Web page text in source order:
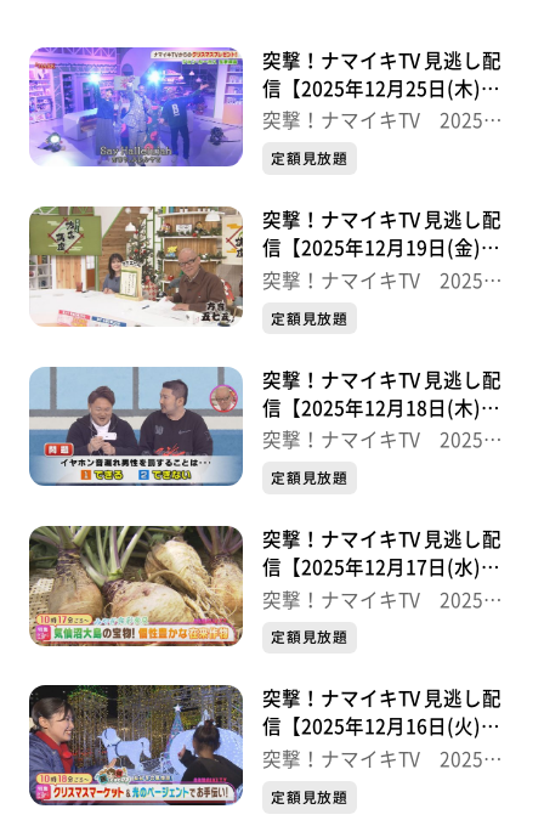
【ナマなキッチン】
蒸し大豆でラクラク『大豆と鶏の甘酢炒め』
【突撃生中継！】
※紹介した催事等は終了している場合があります。
※紹介した商品等は取り扱いが終了している場合があり
ます。
突撃！ナマイキTV 見逃し配
信【2025年12月25日(木)放
送分】
突撃！ナマイキTV 2025後
半
定額見放題
突撃！ナマイキTV 見逃し配
信【2025年12月19日(金)放
送分】
突撃！ナマイキTV 2025後
半
定額見放題
突撃！ナマイキTV 見逃し配
信【2025年12月18日(木)放
送分】
突撃！ナマイキTV 2025後
半
定額見放題
突撃！ナマイキTV 見逃し配
信【2025年12月17日(水)放
送分】
突撃！ナマイキTV 2025後
半
定額見放題
突撃！ナマイキTV 見逃し配
信【2025年12月16日(火)放
送分】
突撃！ナマイキTV 2025後
半
定額見放題